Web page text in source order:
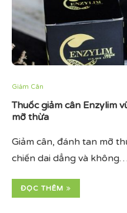
Giảm Cân
Thuốc giảm cân Enzylim
mỡ thừa
Giảm cân, đánh tan mỡ
chiến dai dẳng và không…
ĐỌC THÊM